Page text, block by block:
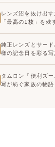
レンズ沼を抜け出
「最高の1枚」を残
純正レンズとサー
様の記念日を彩る
タムロン「便利ズ
写が紡ぐ家族の物語